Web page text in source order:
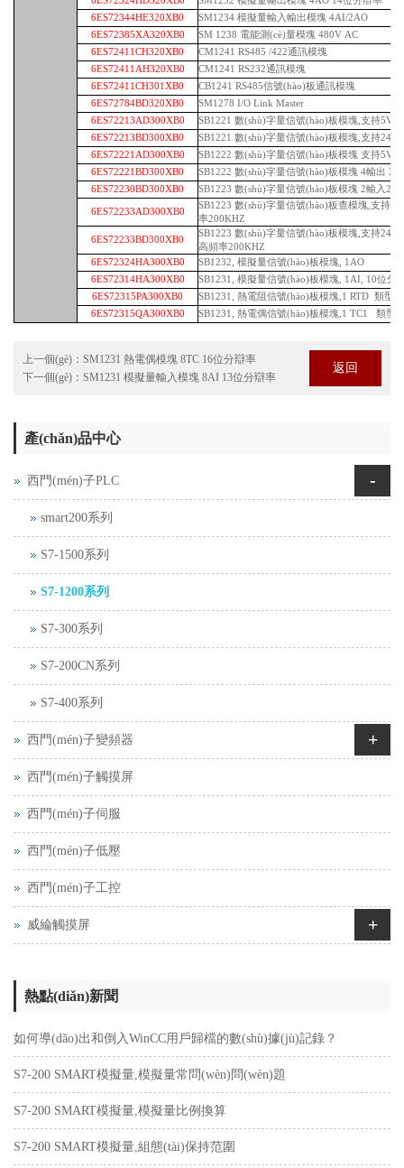
6ES72344HE320XB0
SM1234 模擬量輸入輸出模塊 4AI/2AO
6ES72385XA320XB0
SM 1238 電能測(cè)量模塊 480V AC
6ES72411CH320XB0
CM1241 RS485 /422通訊模塊
6ES72411AH320XB0
CM1241 RS232通訊模塊
6ES72411CH301XB0
CB1241 RS485信號(hào)板通訊模塊
6ES72784BD320XB0
SM1278 I/O Link Master
6ES72213AD300XB0
SB1221 數(shù)字量信號(hào)板模塊,支持5V
6ES72213BD300XB0
SB1221 數(shù)字量信號(hào)板模塊,支持
6ES72221AD300XB0
SB1222 數(shù)字量信號(hào)板模塊 支持5V
6ES72221BD300XB0
SB1222 數(shù)字量信號(hào)板模塊 4輸出
6ES72230BD300XB0
SB1223 數(shù)字量信號(hào)板模塊 2輸入
6ES72233AD300XB0
SB1223 數(shù)字量信號(hào)板查模塊,支持
率200KHZ
6ES72233BD300XB0
SB1223 數(shù)字量信號(hào)板模塊,支持24
高頻率200KHZ
6ES72324HA300XB0
SB1232, 模擬量信號(hào)板模塊, 1AO
6ES72314HA300XB0
SB1231, 模擬量信號(hào)板模塊, 1AI, 10位分
6ES72315PA300XB0
SB1231, 熱電阻信號(hào)板模塊,1 RTD 類型:
6ES72315QA300XB0
SB1231, 熱電偶信號(hào)板模塊,1 TC1 類型:
上一個(gè)： SM1231 熱電偶模塊 8TC 16位分辯率
下一個(gè)： SM1231 模擬量輸入模塊 8AI 13位分辯率
返回
產(chǎn)品中心
西門(mén)子PLC -
smart200系列
S7-1500系列
S7-1200系列
S7-300系列
S7-200CN系列
S7-400系列
西門(mén)子變頻器 +
西門(mén)子觸摸屏
西門(mén)子伺服
西門(mén)子低壓
西門(mén)子工控
威綸觸摸屏 +
熱點(diǎn)新聞
如何導(dǎo)出和倒入WinCC用戶歸檔的數(shù)據(jù)記錄？
S7-200 SMART模擬量,模擬量常問(wèn)問(wèn)題
S7-200 SMART模擬量,模擬量比例換算
S7-200 SMART模擬量,組態(tài)保持范圍